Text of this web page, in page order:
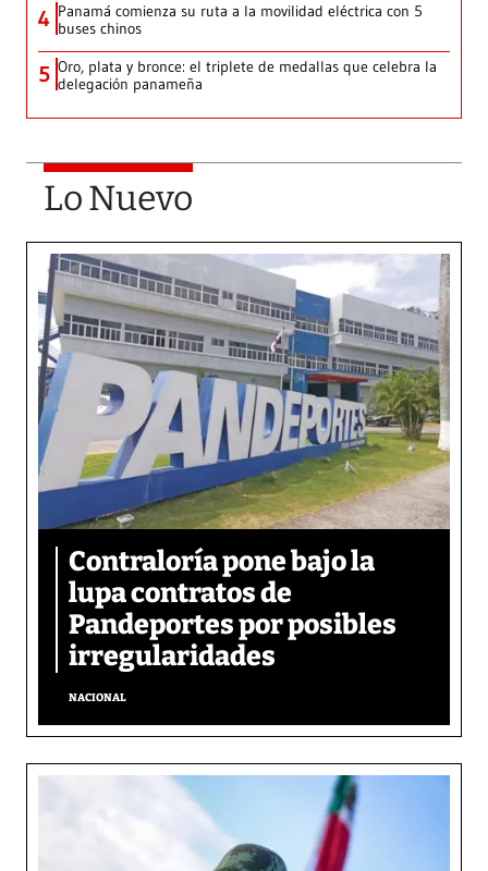
4 Panamá comienza su ruta a la movilidad eléctrica con 5
buses chinos
5 Oro, plata y bronce: el triplete de medallas que celebra la
delegación panameña
Lo Nuevo
Contraloría pone bajo la
lupa contratos de
Pandeportes por posibles
irregularidades
NACIONAL